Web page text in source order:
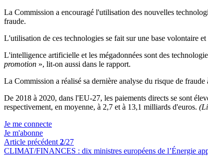
La Commission a encouragé l'utilisation des nouvelles
fraude.
L'utilisation de ces technologies se fait sur une base volontaire et
L'intelligence artificielle et les mégadonnées sont des
promotion », lit-on aussi dans le rapport.
La Commission a réalisé sa dernière analyse du risque de
De 2018 à 2020, dans l'EU-27, les paiements directs se sont
respectivement, en moyenne, à 2,7 et à 13,1 milliards d'euros.
Je me connecte
Je m'abonne
Article précédent 2/27
CLIMAT/FINANCES : dix ministres européens de l’Énergie